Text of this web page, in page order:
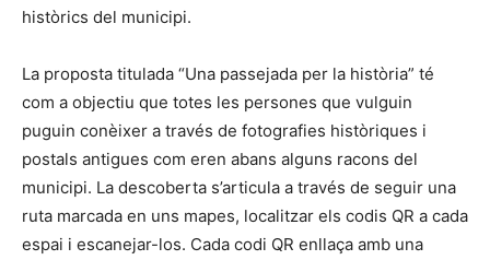
històrics del municipi.
La proposta titulada “Una passejada per la història” té
com a objectiu que totes les persones que vulguin
puguin conèixer a través de fotografies històriques i
postals antigues com eren abans alguns racons del
municipi. La descoberta s’articula a través de seguir una
ruta marcada en uns mapes, localitzar els codis QR a cada
espai i escanejar-los. Cada codi QR enllaça amb una